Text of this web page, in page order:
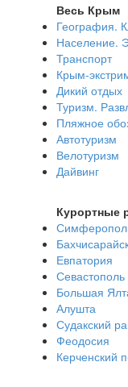
Весь Крым
География.
Население.
Транспорт
Крым-
Дикий отдых
Туризм.
Пляжное
Автотуризм
Велотуризм
Дайвинг
Курортные
Евпатория
Севастополь
Большая
Алушта
Судакский
Феодосия
Керченский